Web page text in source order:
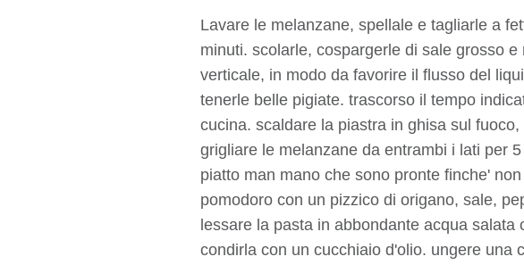
Lavare le melanzane, spellale e tagliarle a
minuti. scolarle, cospargerle di sale grosso
verticale, in modo da favorire il flusso del
tenerle belle pigiate. trascorso il tempo
cucina. scaldare la piastra in ghisa sul
grigliare le melanzane da entrambi i lati per
piatto man mano che sono pronte finche'
pomodoro con un pizzico di origano, sale,
lessare la pasta in abbondante acqua
condirla con un cucchiaio d'olio. ungere una